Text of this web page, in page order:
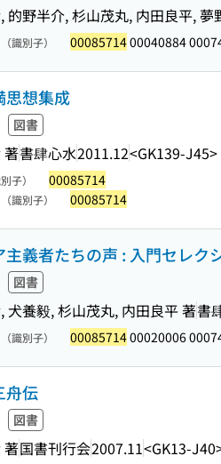
的野半介, 杉山茂丸, 内田良平, 夢
識別子） 0008571400040884
思想集成
図書
著書肆心水2011.12<GK139-J45>
子） 00085714
識別子） 00085714
主義者たちの声 : 入門セレク
図書
犬養毅, 杉山茂丸, 内田良平 著書
識別子） 0008571400020006
舟伝
図書
著国書刊行会2007.11<GK13-